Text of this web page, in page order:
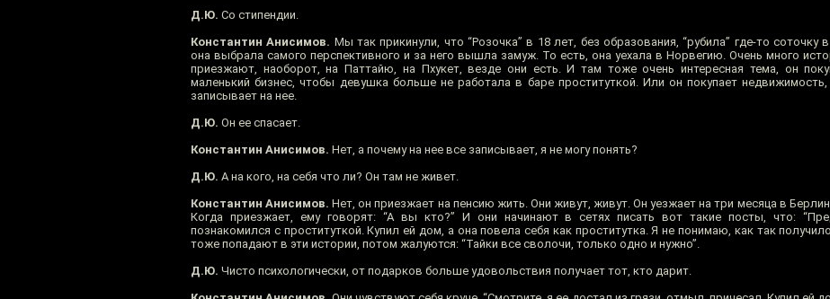
Д.Ю. Со стипендии.
Константин Анисимов. Мы так прикинули, что “Розочка” в 18 лет, без образования, “рубила” где-то соточку
она выбрала самого перспективного и за него вышла замуж. То есть, она уехала в Норвегию. Очень много
приезжают, наоборот, на Паттайю, на Пхукет, везде они есть. И там тоже очень интересная тема, он
маленький бизнес, чтобы девушка больше не работала в баре проституткой. Или он покупает
записывает на нее.
Д.Ю. Он ее спасает.
Константин Анисимов. Нет, а почему на нее все записывает, я не могу понять?
Д.Ю. А на кого, на себя что ли? Он там не живет.
Константин Анисимов. Нет, он приезжает на пенсию жить. Они живут, живут. Он уезжает на три месяца в
Когда приезжает, ему говорят: “А вы кто?” И они начинают в сетях писать вот такие посты, что:
познакомился с проституткой. Купил ей дом, а она повела себя как проститутка. Я не понимаю, как так
тоже попадают в эти истории, потом жалуются: “Тайки все сволочи, только одно и нужно”.
Д.Ю. Чисто психологически, от подарков больше удовольствия получает тот, кто дарит.